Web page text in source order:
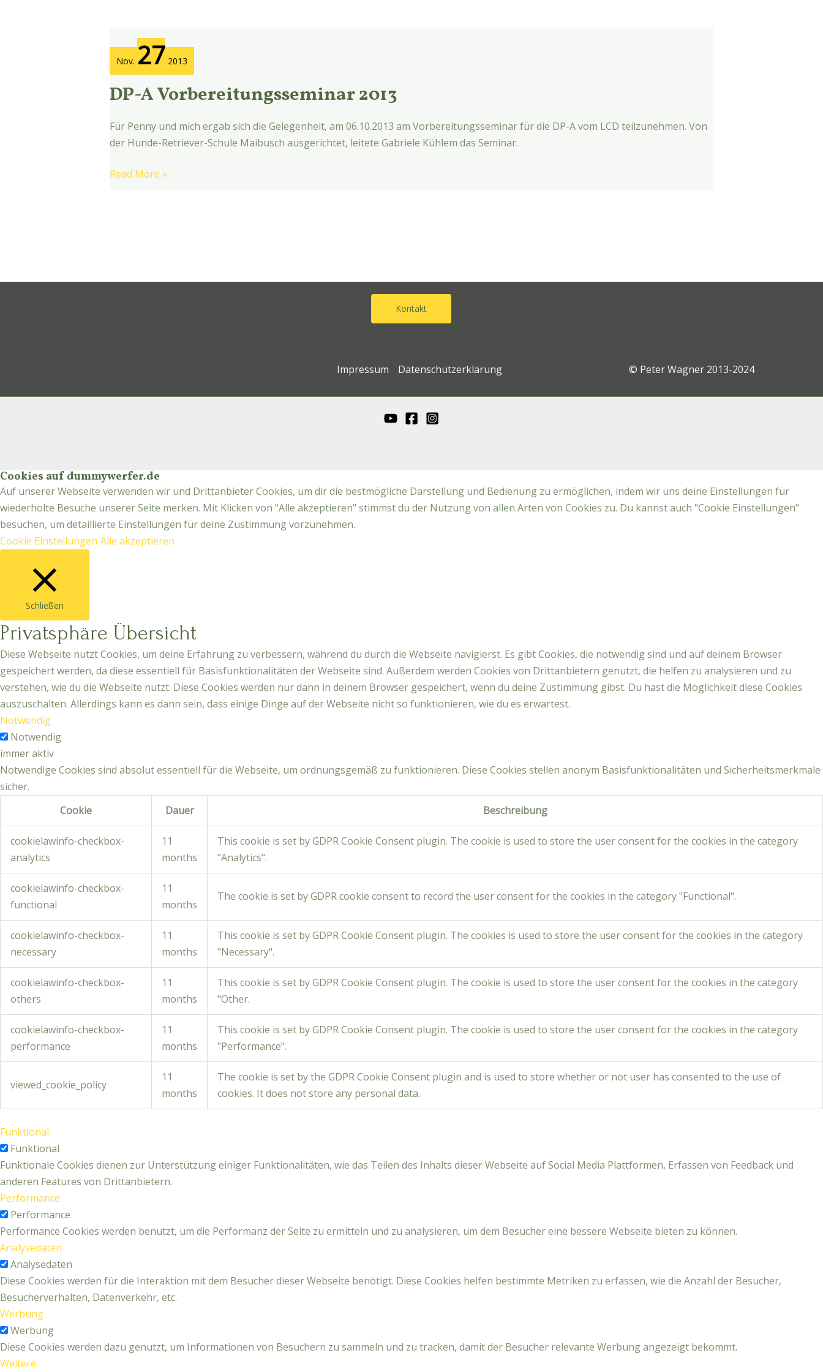
Nov. 27 2013
DP-A Vorbereitungsseminar 2013
Für Penny und mich ergab sich die Gelegenheit, am 06.10.2013 am Vorbereitungsseminar für die DP-A vom LCD teilzunehmen. Von
der Hunde-Retriever-Schule Maibusch ausgerichtet, leitete Gabriele Kühlem das Seminar.
A
Vorbereitungsseminar
2013
Read More »
Kontakt
Impressum Datenschutzerklärung © Peter Wagner 2013-2024
Cookies auf dummywerfer.de
Auf unserer Webseite verwenden wir und Drittanbieter Cookies, um dir die bestmögliche Darstellung und Bedienung zu ermöglichen, indem wir uns deine Einstellungen für
wiederholte Besuche unserer Seite merken. Mit Klicken von "Alle akzeptieren" stimmst du der Nutzung von allen Arten von Cookies zu. Du kannst auch "Cookie Einstellungen"
besuchen, um detaillierte Einstellungen für deine Zustimmung vorzunehmen.
Cookie Einstellungen Alle akzeptieren
Schließen
Privatsphäre Übersicht
Diese Webseite nutzt Cookies, um deine Erfahrung zu verbessern, während du durch die Webseite navigierst. Es gibt Cookies, die notwendig sind und auf deinem Browser
gespeichert werden, da diese essentiell für Basisfunktionalitäten der Webseite sind. Außerdem werden Cookies von Drittanbietern genutzt, die helfen zu analysieren und zu
verstehen, wie du die Webseite nutzt. Diese Cookies werden nur dann in deinem Browser gespeichert, wenn du deine Zustimmung gibst. Du hast die Möglichkeit diese Cookies
auszuschalten. Allerdings kann es dann sein, dass einige Dinge auf der Webseite nicht so funktionieren, wie du es erwartest.
Notwendig
Notwendig
immer aktiv
Notwendige Cookies sind absolut essentiell für die Webseite, um ordnungsgemäß zu funktionieren. Diese Cookies stellen anonym Basisfunktionalitäten und Sicherheitsmerkmale
sicher.
Cookie
Dauer Beschreibung
cookielawinfo-checkbox-
analytics
11
months
This cookie is set by GDPR Cookie Consent plugin. The cookie is used to store the user consent for the cookies in the category
"Analytics".
cookielawinfo-checkbox-
functional
11
months
The cookie is set by GDPR cookie consent to record the user consent for the cookies in the category "Functional".
cookielawinfo-checkbox-
necessary
11
months
This cookie is set by GDPR Cookie Consent plugin. The cookies is used to store the user consent for the cookies in the category
"Necessary".
cookielawinfo-checkbox-
others
11
months
This cookie is set by GDPR Cookie Consent plugin. The cookie is used to store the user consent for the cookies in the category
"Other.
cookielawinfo-checkbox-
performance
11
months
This cookie is set by GDPR Cookie Consent plugin. The cookie is used to store the user consent for the cookies in the category
"Performance".
viewed_cookie_policy
11
months
The cookie is set by the GDPR Cookie Consent plugin and is used to store whether or not user has consented to the use of
cookies. It does not store any personal data.
Funktional
Funktional
Funktionale Cookies dienen zur Unterstützung einiger Funktionalitäten, wie das Teilen des Inhalts dieser Webseite auf Social Media Plattformen, Erfassen von Feedback und
anderen Features von Drittanbietern.
Performance
Performance
Performance Cookies werden benutzt, um die Performanz der Seite zu ermitteln und zu analysieren, um dem Besucher eine bessere Webseite bieten zu können.
Analysedaten
Analysedaten
Diese Cookies werden für die Interaktion mit dem Besucher dieser Webseite benötigt. Diese Cookies helfen bestimmte Metriken zu erfassen, wie die Anzahl der Besucher,
Besucherverhalten, Datenverkehr, etc.
Werbung
Werbung
Diese Cookies werden dazu genutzt, um Informationen von Besuchern zu sammeln und zu tracken, damit der Besucher relevante Werbung angezeigt bekommt.
Weitere